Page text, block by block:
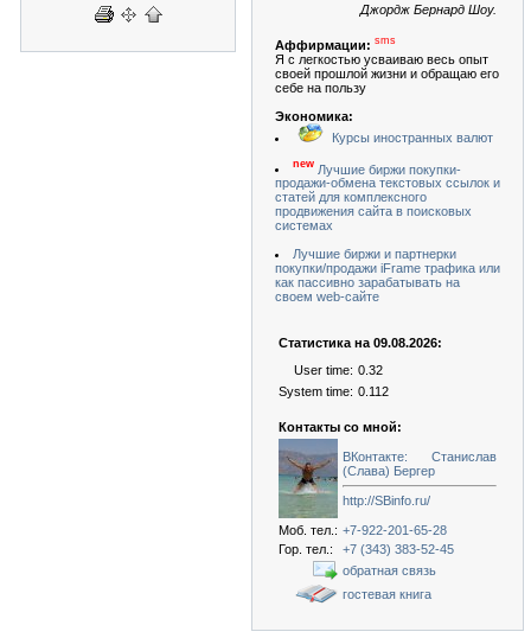
Джордж Бернард Шоу.
Аффирмации: sms
Я с легкостью усваиваю весь опыт
своей прошлой жизни и обращаю его
себе на пользу
Экономика:
Курсы иностранных валют
new Лучшие биржи покупки-
продажи-обмена текстовых ссылок и
статей для комплексного
продвижения сайта в поисковых
системах
Лучшие биржи и партнерки
покупки/продажи iFrame трафика или
как пассивно зарабатывать на
своем web-сайте
Статистика на 09.08.2026:
User time: 0.32
System time: 0.112
Контакты со мной:
ВКонтакте: Станислав
(Слава) Бергер
http://SBinfo.ru/
Моб. тел.: +7-922-201-65-28
Гор. тел.:
+7 (343) 383-52-45
обратная связь
гостевая книга